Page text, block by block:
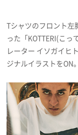
Tシャツのフロント左
った「KOTTERI(こ
レーター イソガイヒ
ジナルイラストをON。